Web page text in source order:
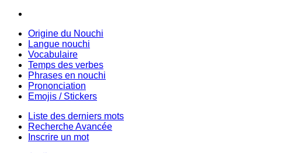
Origine du Nouchi
Langue nouchi
Vocabulaire
Temps des verbes
Phrases en nouchi
Prononciation
Emojis / Stickers
Liste des derniers mots
Recherche Avancée
Inscrire un mot